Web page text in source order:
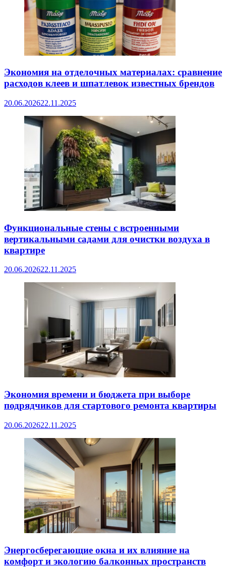
Экономия на отделочных материалах: сравнение
расходов клеев и шпатлевок известных брендов
20.06.202622.11.2025
Функциональные стены с встроенными
вертикальными садами для очистки воздуха в
квартире
20.06.202622.11.2025
Экономия времени и бюджета при выборе
подрядчиков для стартового ремонта квартиры
20.06.202622.11.2025
Энергосберегающие окна и их влияние на
комфорт и экологию балконных пространств